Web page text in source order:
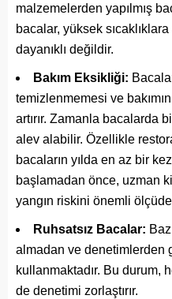
malzemelerden yapılmış
bacalar, yüksek
dayanıklı değildir.
Bakım Eksikliği:
temizlenmemesi ve
artırır. Zamanla bacalarda
alev alabilir. Özellikle
bacaların yılda en az bir
başlamadan önce, uzman
yangın riskini önemli ölçüde
Ruhsatsız Bacalar:
almadan ve denetimlerden
kullanmaktadır. Bu durum,
de denetimi zorlaştırır.